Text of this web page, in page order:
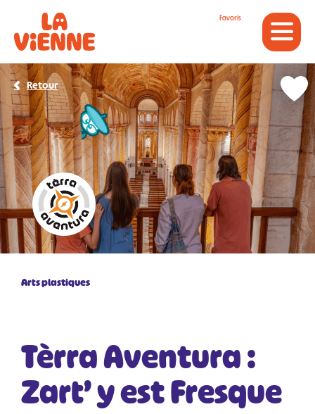
Favoris
Arts plastiques
Tèrra Aventura :
Zart’ y est Fresque
Retour